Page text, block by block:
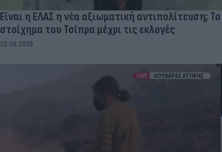
Είναι η ΕΛΑΣ η νέα αξιωματική αντιπολίτευση; Το
στοίχημα του Τσίπρα μέχρι τις εκλογές
10.08.2026